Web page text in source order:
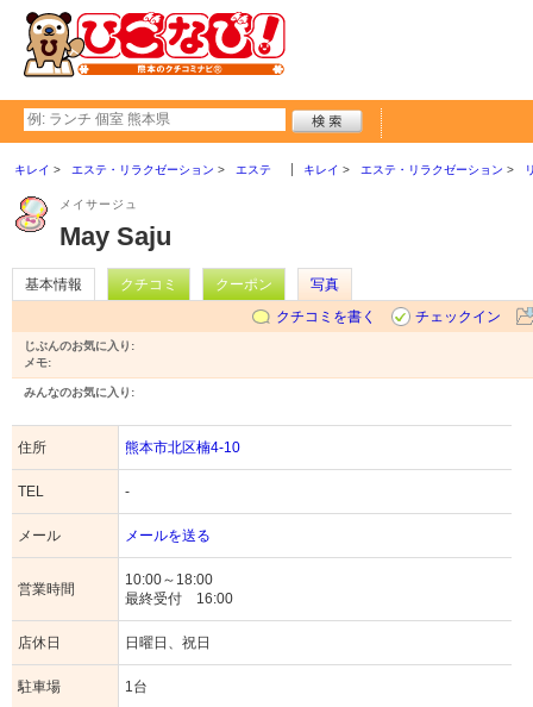
キレイ エステ・リラクゼーション エステ キレイ エステ・リラクゼーション
メイサージュ
May Saju
基本情報 クチコミ クーポン
写真
クチコミを書く
チェックイン
じぶんのお気に入り:
メモ:
みんなのお気に入り:
住所 熊本市北区楠4-10
TEL -
メール メールを送る
営業時間
10:00～18:00
最終受付 16:00
店休日 日曜日、祝日
駐車場 1台